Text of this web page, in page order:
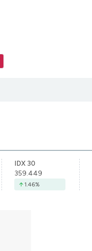
IDX 30
359.449
1.46%